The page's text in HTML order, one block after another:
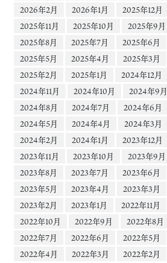
2026年2月
2026年1月
2025年12月
2025年11月
2025年10月
2025年9月
2025年8月
2025年7月
2025年6月
2025年5月
2025年4月
2025年3月
2025年2月
2025年1月
2024年12月
2024年11月
2024年10月
2024年9月
2024年8月
2024年7月
2024年6月
2024年5月
2024年4月
2024年3月
2024年2月
2024年1月
2023年12月
2023年11月
2023年10月
2023年9月
2023年8月
2023年7月
2023年6月
2023年5月
2023年4月
2023年3月
2023年2月
2023年1月
2022年11月
2022年10月
2022年9月
2022年8月
2022年7月
2022年6月
2022年5月
2022年4月
2022年3月
2022年2月